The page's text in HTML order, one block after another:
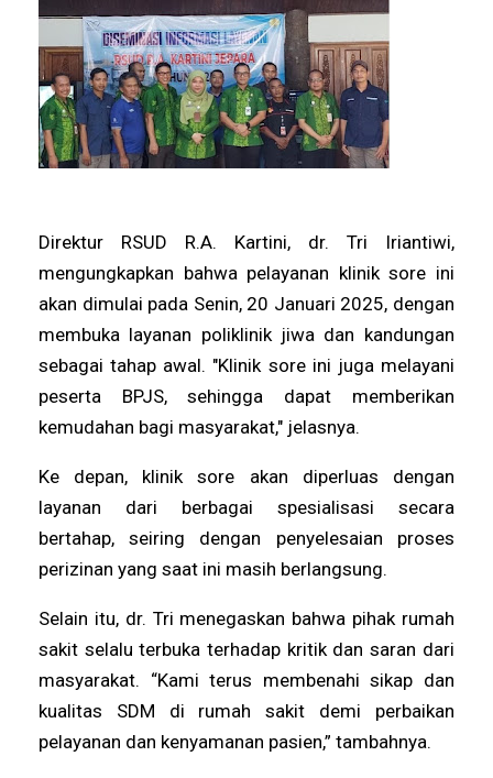
Direktur RSUD R.A. Kartini, dr. Tri Iriantiwi,
mengungkapkan bahwa pelayanan klinik sore ini
akan dimulai pada Senin, 20 Januari 2025, dengan
membuka layanan poliklinik jiwa dan kandungan
sebagai tahap awal. "Klinik sore ini juga melayani
peserta BPJS, sehingga dapat memberikan
kemudahan bagi masyarakat," jelasnya.
Ke depan, klinik sore akan diperluas dengan
layanan dari berbagai spesialisasi secara
bertahap, seiring dengan penyelesaian proses
perizinan yang saat ini masih berlangsung.
Selain itu, dr. Tri menegaskan bahwa pihak rumah
sakit selalu terbuka terhadap kritik dan saran dari
masyarakat. “Kami terus membenahi sikap dan
kualitas SDM di rumah sakit demi perbaikan
pelayanan dan kenyamanan pasien,” tambahnya.